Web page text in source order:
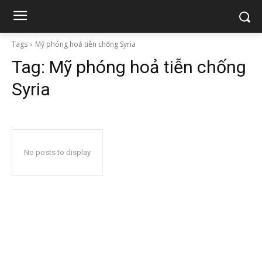
Tags Mỹ phóng hoả tiễn chống Syria
Tag: Mỹ phóng hoả tiễn chống
Syria
No posts to display